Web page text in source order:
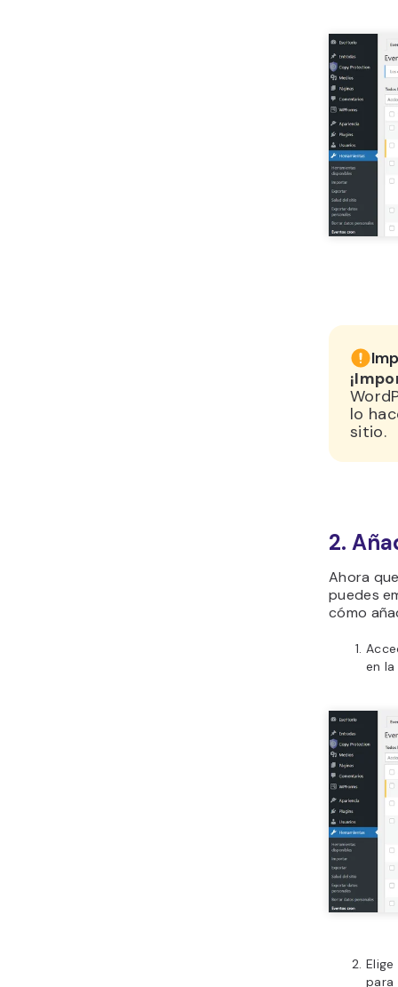
lo
sitio.
2.
Ahora
puedes
cómo
en
para